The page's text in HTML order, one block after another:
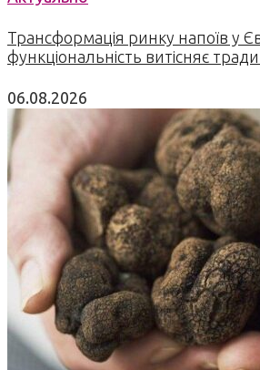
Трансформація ринку напоїв у
функціональність витісняє
06.08.2026